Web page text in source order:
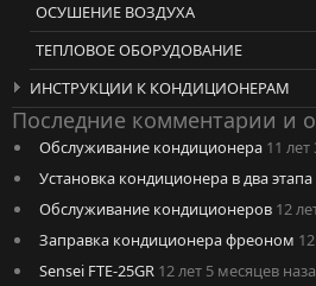
ОСУШЕНИЕ ВОЗДУХА
ТЕПЛОВОЕ ОБОРУДОВАНИЕ
ИНСТРУКЦИИ К КОНДИЦИОНЕРАМ
Последние комментарии и
Обслуживание кондиционера 11
Установка кондиционера в два этапа
Обслуживание кондиционеров 12
Заправка кондиционера фреоном
Sensei FTE-25GR 12 лет 5 месяцев